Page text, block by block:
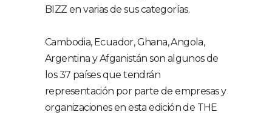
BIZZ en varias de sus categorías.
Cambodia, Ecuador, Ghana, Angola,
Argentina y Afganistán son algunos de
los 37 países que tendrán
representación por parte de empresas y
organizaciones en esta edición de THE